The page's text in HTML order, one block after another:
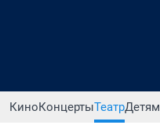
КиноКонцертыТеатрДетям